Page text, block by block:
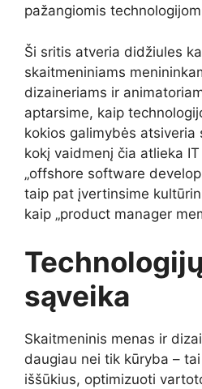
pažangiomis
Ši sritis atveria didžiules
skaitmeniniams
dizaineriams ir
aptarsime, kaip
kokios galimybės atsiveria
kokį vaidmenį čia atlieka
„offshore software
taip pat įvertinsime
kaip „product manager
sąveika
Skaitmeninis menas ir
daugiau nei tik kūryba –
iššūkius, optimizuoti